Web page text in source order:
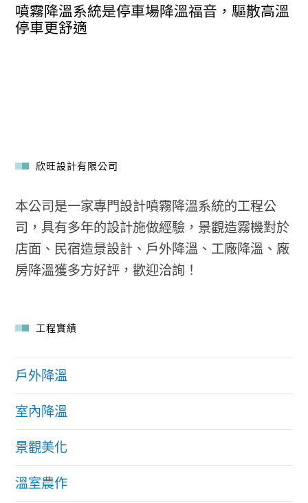
噴霧降溫系統是停車場降溫福音，驅散高溫
停車更舒適
欣旺設計有限公司
本公司是一家專門設計噴霧降溫系統的工程公
司，具有多年的設計施做經驗，景觀造霧機對於
店面、民宿造景設計、戶外降溫、工廠降溫、廠
房降溫獲多方好評，歡迎洽詢！
工程實績
戶外降溫
室內降溫
景觀美化
溫室農作